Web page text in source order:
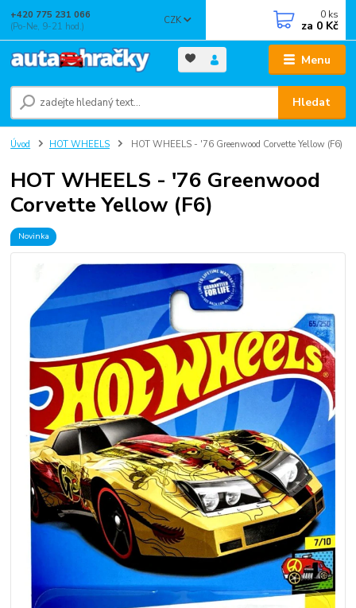
Menu
CZK
Hledat
+420 775 231 066
(Po-Ne, 9-21 hod.)
0 ks
za 0 Kč
Úvod HOT WHEELS HOT WHEELS - '76 Greenwood Corvette Yellow (F6)
HOT WHEELS - '76 Greenwood
Corvette Yellow (F6)
Novinka